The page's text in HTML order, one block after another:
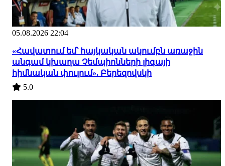
05.08.2026 22:04
«Հավատում եմ՝ հայկական ակումբն առաջին
անգամ կխաղա Չեմպիոնների լիգայի
հիմնական փուլում». Բերեզովսկի
5.0